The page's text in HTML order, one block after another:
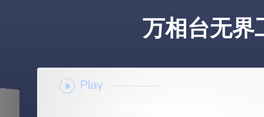
万相台无界